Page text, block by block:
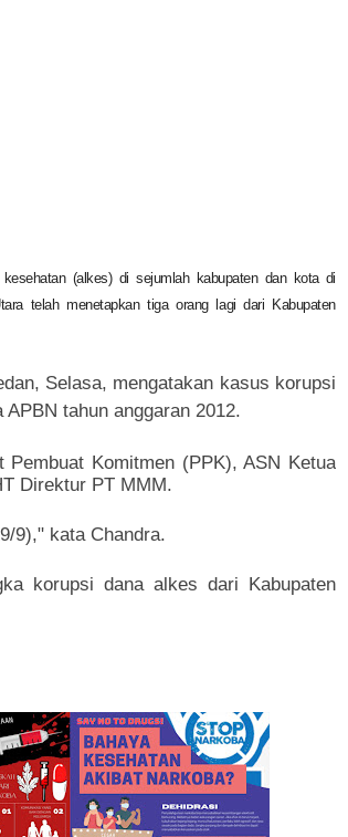
(alkes) di sejumlah kabupaten dan kota di
telah menetapkan tiga orang lagi dari Kabupaten
Selasa, mengatakan kasus korupsi
tahun anggaran 2012.
Komitmen (PPK), ASN Ketua
Direktur PT MMM.
9)," kata Chandra.
korupsi dana alkes dari Kabupaten